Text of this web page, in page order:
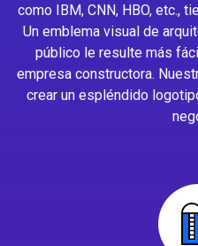
como IBM, CNN, HBO, etc.,
Un emblema visual de
público le resulte más
empresa constructora.
crear un espléndido